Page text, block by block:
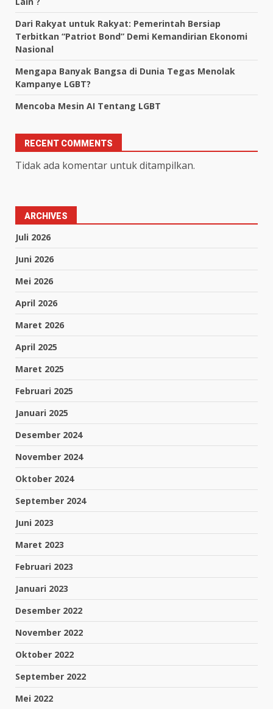
Dari Rakyat untuk Rakyat: Pemerintah Bersiap
Terbitkan “Patriot Bond” Demi Kemandirian Ekonomi
Nasional
Mengapa Banyak Bangsa di Dunia Tegas Menolak
Kampanye LGBT?
Mencoba Mesin AI Tentang LGBT
RECENT COMMENTS
Tidak ada komentar untuk ditampilkan.
ARCHIVES
Juli 2026
Juni 2026
Mei 2026
April 2026
Maret 2026
April 2025
Maret 2025
Februari 2025
Januari 2025
Desember 2024
November 2024
Oktober 2024
September 2024
Juni 2023
Maret 2023
Februari 2023
Januari 2023
Desember 2022
November 2022
Oktober 2022
September 2022
Mei 2022